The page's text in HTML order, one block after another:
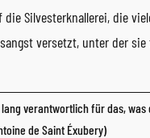
die Silvesterknallerei, die
versetzt, unter der sie
lang verantwortlich für das,
de Saint Éxubery)